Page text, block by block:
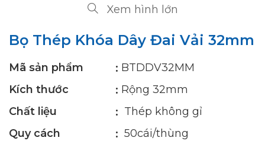
Xem hình lớn
Bọ Thép Khóa Dây Đai Vải 32mm
Mã sản phẩm
BTDDV32MM
Kích thước
Rộng 32mm
Chất liệu
Thép không gỉ
Quy cách
50cái/thùng